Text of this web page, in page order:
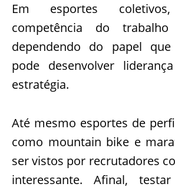
Em esportes
competência do
dependendo do papel
pode desenvolver
estratégia.
Até mesmo esportes de
como mountain bike e
ser vistos por recrutadores
interessante. Afinal,